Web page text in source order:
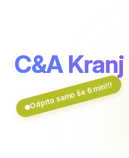
C&A Kranj
Odprto samo še 6 min!!!